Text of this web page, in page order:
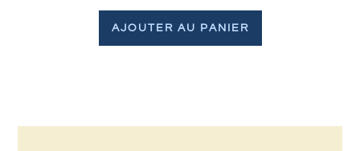
AJOUTER AU PANIER